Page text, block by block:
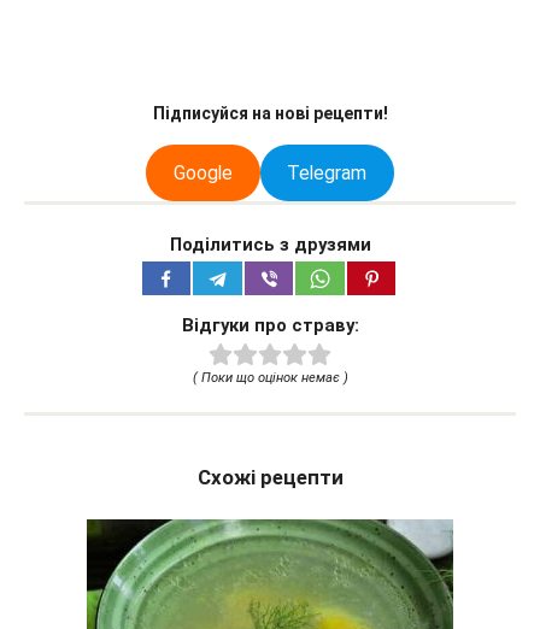
Підписуйся на нові рецепти!
Google Telegram
Поділитись з друзями
Відгуки про страву:
( Поки що оцінок немає )
Схожі рецепти